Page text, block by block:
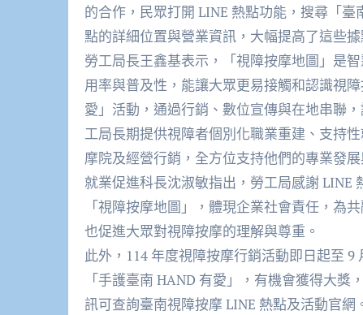
的合作，民眾打開 LINE 熱點功能，搜尋「
點的詳細位置與營業資訊，大幅提高了這些據
勞工局長王鑫基表示，「視障按摩地圖」是
用率與普及性，能讓大眾更易接觸和認識視
愛」活動，通過行銷、數位宣傳與在地串聯
工局長期提供視障者個別化職業重建、支持
摩院及經營行銷，全方位支持他們的專業發展
就業促進科長沈淑敏指出，勞工局感謝 LINE
「視障按摩地圖」，體現企業社會責任，為
也促進大眾對視障按摩的理解與尊重。​
此外，114 年度視障按摩行銷活動即日起至
「手護臺南 HAND 有愛」，有機會獲得大
訊可查詢臺南視障按摩 LINE 熱點及活動官網